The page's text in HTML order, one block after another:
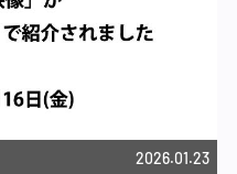
2026.01.23